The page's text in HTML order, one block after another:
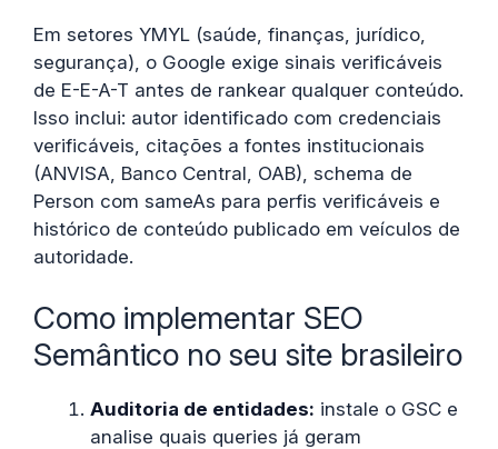
Em setores YMYL (saúde, finanças, jurídico,
segurança), o Google exige sinais verificáveis
de E-E-A-T antes de rankear qualquer conteúdo.
Isso inclui: autor identificado com credenciais
verificáveis, citações a fontes institucionais
(ANVISA, Banco Central, OAB), schema de
Person com sameAs para perfis verificáveis e
histórico de conteúdo publicado em veículos de
autoridade.
Como implementar SEO
Semântico no seu site brasileiro
Auditoria de entidades: instale o GSC e
analise quais queries já geram